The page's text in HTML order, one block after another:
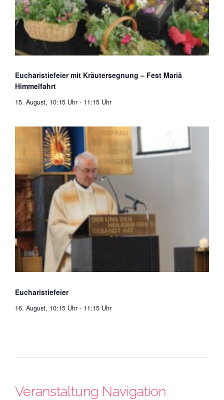
Eucharistiefeier mit Kräutersegnung – Fest Mariä
Himmelfahrt
15. August, 10:15 Uhr - 11:15 Uhr
Eucharistiefeier
16. August, 10:15 Uhr - 11:15 Uhr
Veranstaltung Navigation